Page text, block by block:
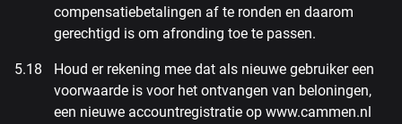
compensatiebetalingen af te ronden en daarom
gerechtigd is om afronding toe te passen.
Houd er rekening mee dat als nieuwe gebruiker een
voorwaarde is voor het ontvangen van beloningen,
een nieuwe accountregistratie op www.cammen.nl